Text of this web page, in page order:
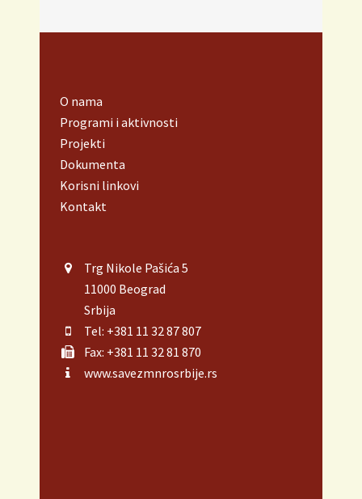
O nama
Programi i aktivnosti
Projekti
Dokumenta
Korisni linkovi
Kontakt
Trg Nikole Pašića 5
11000 Beograd
Srbija
Tel: +381 11 32 87 807
Fax: +381 11 32 81 870
www.savezmnrosrbije.rs